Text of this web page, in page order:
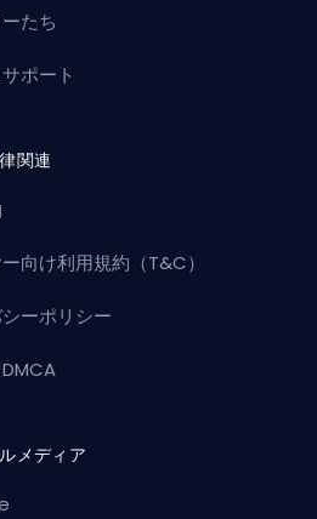
たち
ポート
関連
向け利用規約（T&C）
ーポリシー
メディア